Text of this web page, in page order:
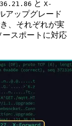
と X-
アップグレード
、それぞれが実
ースポートに対応